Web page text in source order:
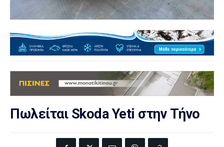
Πωλείται Skoda Yeti στην Τήνο